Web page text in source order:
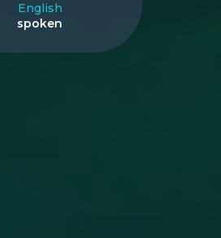
English
spoken